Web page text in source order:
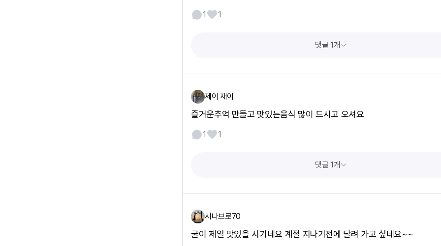
1 1
댓글 1개
제이 재이
즐거운추억 만들고 맛있는음식 많이 드시고 오셔요
1 1
댓글 1개
시나브로70
굴이 제일 맛있을 시기네요 계절 지나기전에 달려 가고 싶네요~~